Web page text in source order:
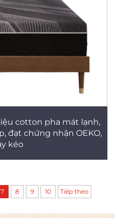
cotton pha mát lạnh,
đạt chứng nhận OEKO,
kéo
7 8 9 10 Tiếp theo